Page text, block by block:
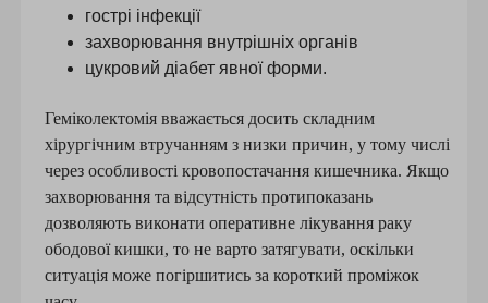
гострі інфекції
захворювання внутрішніх органів
цукровий діабет явної форми.
Геміколектомія вважається досить складним
хірургічним втручанням з низки причин, у тому числі
через особливості кровопостачання кишечника. Якщо
захворювання та відсутність протипоказань
дозволяють виконати оперативне лікування раку
ободової кишки, то не варто затягувати, оскільки
ситуація може погіршитись за короткий проміжок